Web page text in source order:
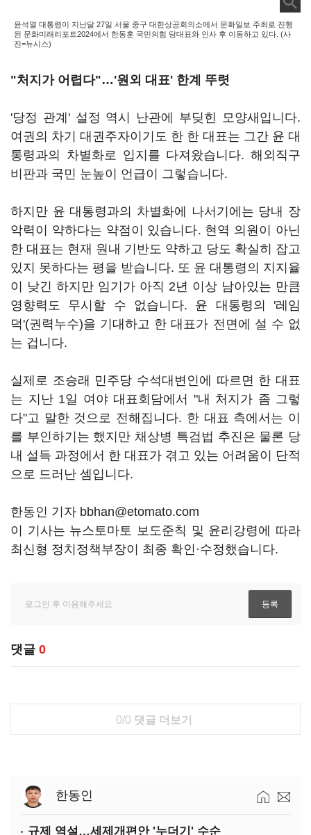
윤석열 대통령이 지난달 27일 서울 중구 대한상공회의소에서 문화일보 주최로 진행
된 문화미래리포트2024에서 한동훈 국민의힘 당대표와 인사 후 이동하고 있다. (사
진=뉴시스)
"처지가 어렵다"…'원외 대표' 한계 뚜렷
'당정 관계' 설정 역시 난관에 부딪힌 모양새입니다.
여권의 차기 대권주자이기도 한 한 대표는 그간 윤 대
통령과의 차별화로 입지를 다져왔습니다. 해외직구
비판과 국민 눈높이 언급이 그렇습니다.
하지만 윤 대통령과의 차별화에 나서기에는 당내 장
악력이 약하다는 약점이 있습니다. 현역 의원이 아닌
한 대표는 현재 원내 기반도 약하고 당도 확실히 잡고
있지 못하다는 평을 받습니다. 또 윤 대통령의 지지율
이 낮긴 하지만 임기가 아직 2년 이상 남아있는 만큼
영향력도 무시할 수 없습니다. 윤 대통령의 '레임
덕'(권력누수)을 기대하고 한 대표가 전면에 설 수 없
는 겁니다.
실제로 조승래 민주당 수석대변인에 따르면 한 대표
는 지난 1일 여야 대표회담에서 "내 처지가 좀 그렇
다"고 말한 것으로 전해집니다. 한 대표 측에서는 이
를 부인하기는 했지만 채상병 특검법 추진은 물론 당
내 설득 과정에서 한 대표가 겪고 있는 어려움이 단적
으로 드러난 셈입니다.
한동인 기자 bbhan@etomato.com
이 기사는 뉴스토마토 보도준칙 및 윤리강령에 따라
최신형 정치정책부장이 최종 확인·수정했습니다.
댓글 0
0/0 댓글 더보기
한동인
규제 역설…세제개편안 '누더기' 수순